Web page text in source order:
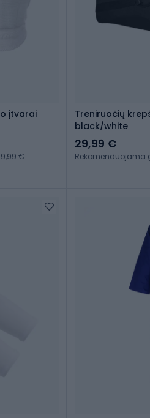
įtvarai
€
Treniruočių
black/white
29,99 €
Rekomenduojama